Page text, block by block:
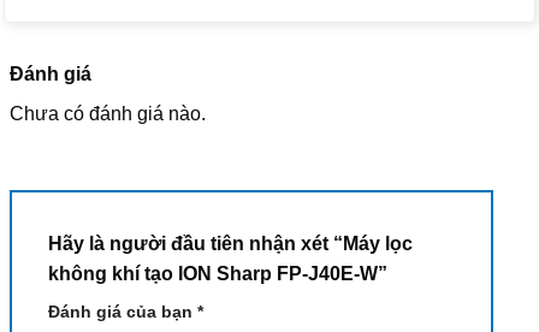
Đánh giá
Chưa có đánh giá nào.
Hãy là người đầu tiên nhận xét “Máy lọc
không khí tạo ION Sharp FP-J40E-W”
Đánh giá của bạn *